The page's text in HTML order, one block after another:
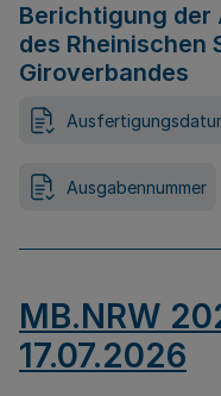
Berichtigung der
des Rheinischen
Giroverbandes
Ausgabennummer
MB.NRW
17.07.2026